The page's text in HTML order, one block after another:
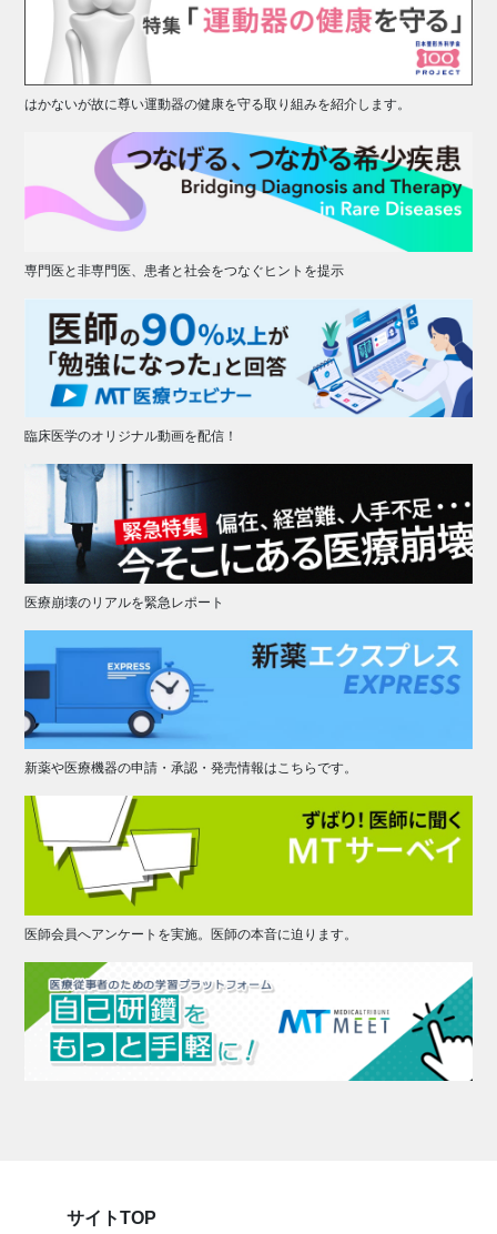
はかないが故に尊い運動器の健康を守る取り組みを紹介します。
専門医と非専門医、患者と社会をつなぐヒントを提示
臨床医学のオリジナル動画を配信！
医療崩壊のリアルを緊急レポート
新薬や医療機器の申請・承認・発売情報はこちらです。
医師会員へアンケートを実施。医師の本音に迫ります。
サイトTOP